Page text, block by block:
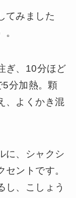
てみました
ぎ、10分ほど
分加熱。顆
、よくかき混
に、シャクシ
ントです。
し、こしょう